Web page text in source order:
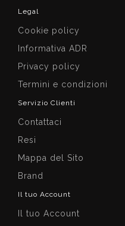
Legal
Cookie policy
Informativa ADR
Privacy policy
Termini e condizioni
Servizio Clienti
Contattaci
Resi
Mappa del Sito
Brand
Il tuo Account
Il tuo Account